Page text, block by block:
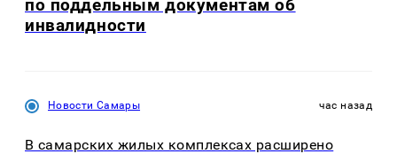
по поддельным документам об
инвалидности
Новости Самары час назад
В самарских жилых комплексах расширено